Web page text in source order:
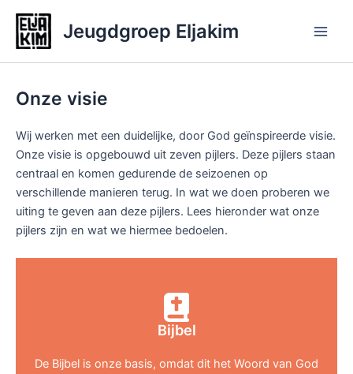
naar
inhoud
Jeugdgroep Eljakim
Onze visie
Wij werken met een duidelijke, door God geïnspireerde visie.
Onze visie is opgebouwd uit zeven pijlers. Deze pijlers staan
centraal en komen gedurende de seizoenen op
verschillende manieren terug. In wat we doen proberen we
uiting te geven aan deze pijlers. Lees hieronder wat onze
pijlers zijn en wat we hiermee bedoelen.
Bijbel
De Bijbel is onze basis, omdat dit het Woord van God